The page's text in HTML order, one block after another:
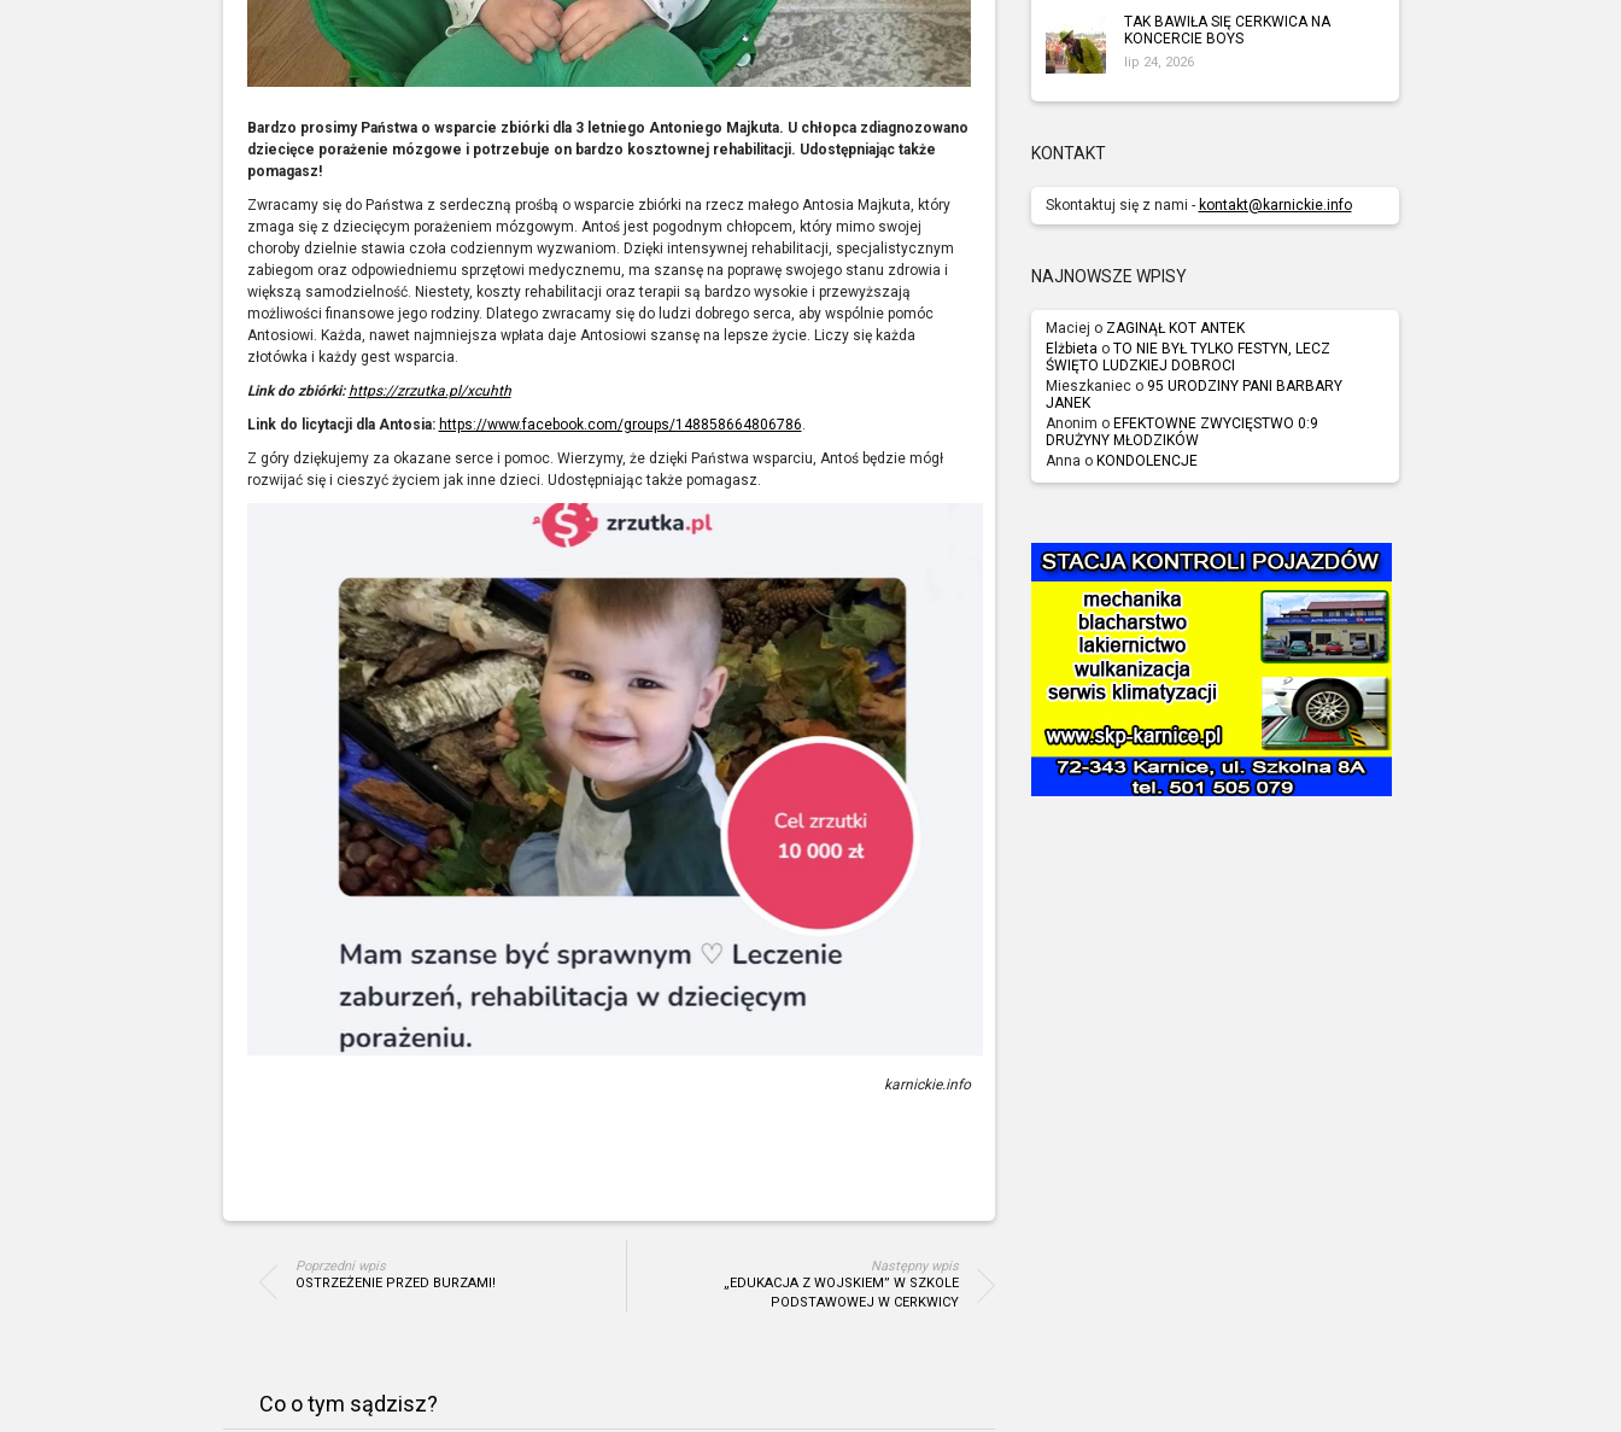
Bardzo prosimy Państwa o wsparcie zbiórki dla 3 letniego Antoniego Majkuta. U chłopca zdiagnozowano
dziecięce porażenie mózgowe i potrzebuje on bardzo kosztownej rehabilitacji. Udostępniając także
pomagasz!
Zwracamy się do Państwa z serdeczną prośbą o wsparcie zbiórki na rzecz małego Antosia Majkuta, który
zmaga się z dziecięcym porażeniem mózgowym. Antoś jest pogodnym chłopcem, który mimo swojej
choroby dzielnie stawia czoła codziennym wyzwaniom. Dzięki intensywnej rehabilitacji, specjalistycznym
zabiegom oraz odpowiedniemu sprzętowi medycznemu, ma szansę na poprawę swojego stanu zdrowia i
większą samodzielność. Niestety, koszty rehabilitacji oraz terapii są bardzo wysokie i przewyższają
możliwości finansowe jego rodziny. Dlatego zwracamy się do ludzi dobrego serca, aby wspólnie pomóc
Antosiowi. Każda, nawet najmniejsza wpłata daje Antosiowi szansę na lepsze życie. Liczy się każda
złotówka i każdy gest wsparcia.
Link do zbiórki: https://zrzutka.pl/xcuhth
Link do licytacji dla Antosia: https://www.facebook.com/groups/148858664806786.
Z góry dziękujemy za okazane serce i pomoc. Wierzymy, że dzięki Państwa wsparciu, Antoś będzie mógł
rozwijać się i cieszyć życiem jak inne dzieci. Udostępniając także pomagasz.
karnickie.info
Poprzedni wpis
OSTRZEŻENIE PRZED BURZAMI!
Następny wpis
„EDUKACJA Z WOJSKIEM” W SZKOLE
PODSTAWOWEJ W CERKWICY
Co o tym sądzisz?
TAK BAWIŁA SIĘ CERKWICA NA
KONCERCIE BOYS
lip 24, 2026
KONTAKT
Skontaktuj się z nami - kontakt@karnickie.info
NAJNOWSZE WPISY
Maciej o ZAGINĄŁ KOT ANTEK
Elżbieta o TO NIE BYŁ TYLKO FESTYN, LECZ
ŚWIĘTO LUDZKIEJ DOBROCI
Mieszkaniec o 95 URODZINY PANI BARBARY
JANEK
Anonim o EFEKTOWNE ZWYCIĘSTWO 0:9
DRUŻYNY MŁODZIKÓW
Anna o KONDOLENCJE